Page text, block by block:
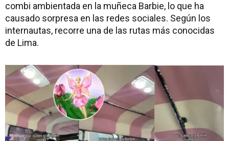
combi ambientada en la muñeca Barbie, lo que ha
causado sorpresa en las redes sociales. Según los
internautas, recorre una de las rutas más conocidas
de Lima.